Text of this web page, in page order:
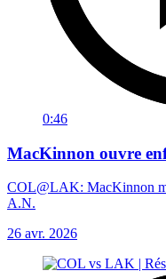
0:46
MacKinnon ouvre
COL@LAK: MacKinnon
A.N.
26 avr. 2026